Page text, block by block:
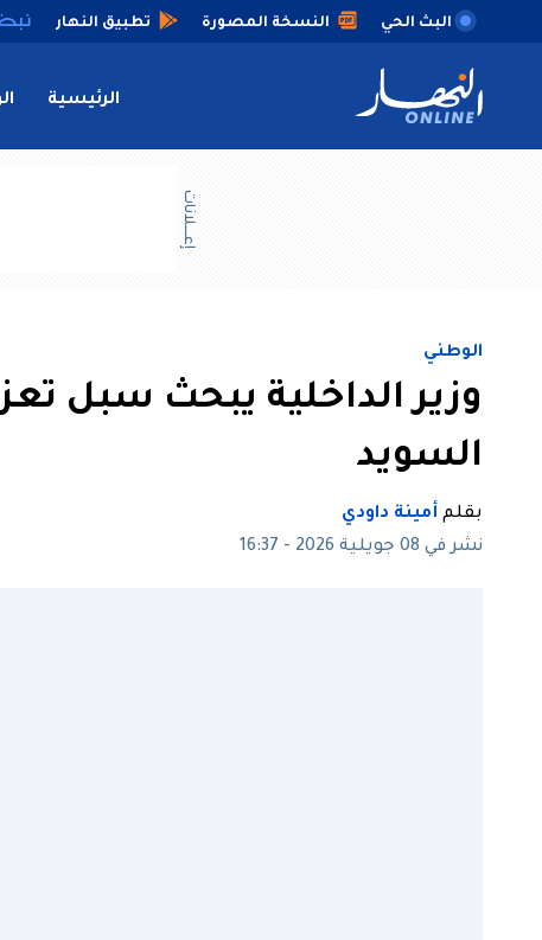
البث الحي النسخة المصورة تطبيق النهار
الرئيسية
إعــــلانات
الوطني
وزير الداخلية يبحث سبل
السويد
بقلم أمينة داودي
نشر في 08 جويلية 2026 - 16:37